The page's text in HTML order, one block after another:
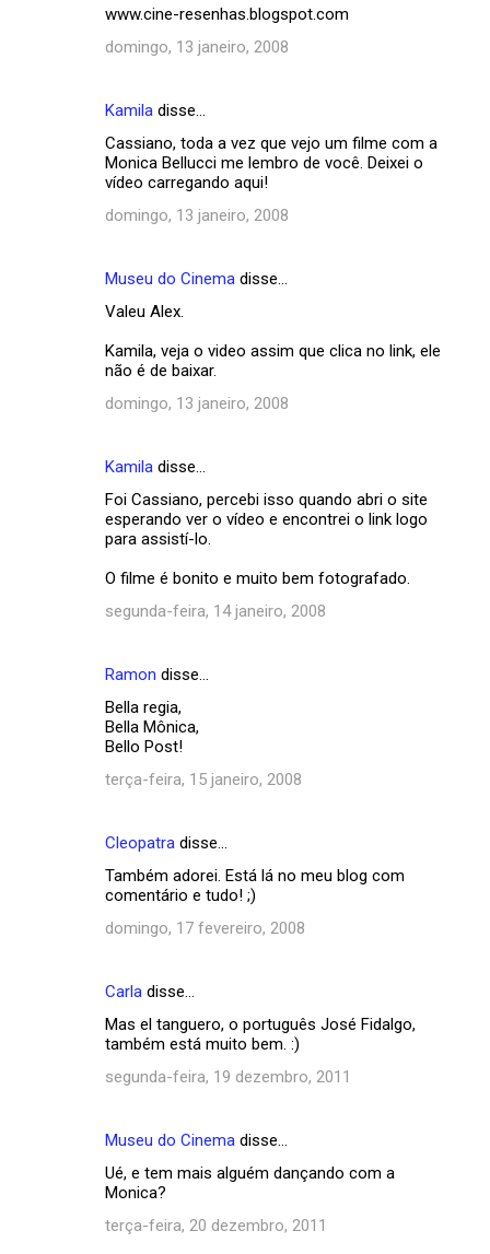
www.cine-resenhas.blogspot.com
domingo, 13 janeiro, 2008
Kamila disse…
Cassiano, toda a vez que vejo um filme com a
Monica Bellucci me lembro de você. Deixei o
vídeo carregando aqui!
domingo, 13 janeiro, 2008
Museu do Cinema disse…
Valeu Alex.
Kamila, veja o video assim que clica no link, ele
não é de baixar.
domingo, 13 janeiro, 2008
Kamila disse…
Foi Cassiano, percebi isso quando abri o site
esperando ver o vídeo e encontrei o link logo
para assistí-lo.
O filme é bonito e muito bem fotografado.
segunda-feira, 14 janeiro, 2008
Ramon disse…
Bella regia,
Bella Mônica,
Bello Post!
terça-feira, 15 janeiro, 2008
Cleopatra disse…
Também adorei. Está lá no meu blog com
comentário e tudo! ;)
domingo, 17 fevereiro, 2008
Carla disse…
Mas el tanguero, o português José Fidalgo,
também está muito bem. :)
segunda-feira, 19 dezembro, 2011
Museu do Cinema disse…
Ué, e tem mais alguém dançando com a
Monica?
terça-feira, 20 dezembro, 2011